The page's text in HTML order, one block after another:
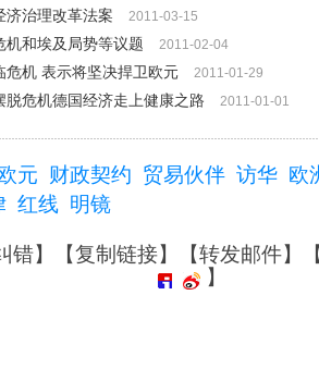
济治理改革法案 2011-03-15
机和埃及局势等议题 2011-02-04
危机 表示将坚决捍卫欧元 2011-01-29
脱危机德国经济走上健康之路 2011-01-01
元 财政契约 贸易伙伴 访华 欧
红线 明镜
错】【复制链接】【转发邮件】
】